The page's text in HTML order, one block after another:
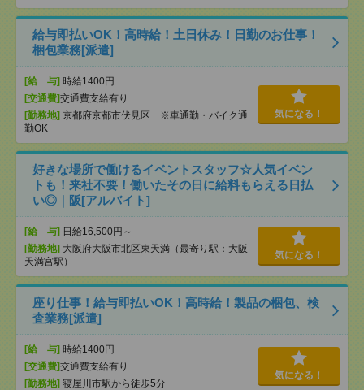
給与即払いOK！高時給！土日休み！日勤のお仕事！
梱包業務[派遣]
[給 与] 時給1400円
[交通費]交通費支給有り
[勤務地] 京都府京都市伏見区 ※車通勤・バイク通
勤OK
気になる！
好きな場所で働けるイベントスタッフ☆人気イベン
トも！来社不要！働いたその日に給料もらえる日払
い◎｜阪[アルバイト]
[給 与] 日給16,500円～
[勤務地] 大阪府大阪市北区東天満（最寄り駅：大阪
天満宮駅）
気になる！
座り仕事！給与即払いOK！高時給！製品の梱包、検
査業務[派遣]
[給 与] 時給1400円
[交通費]交通費支給有り
[勤務地] 寝屋川市駅から徒歩5分
気になる！